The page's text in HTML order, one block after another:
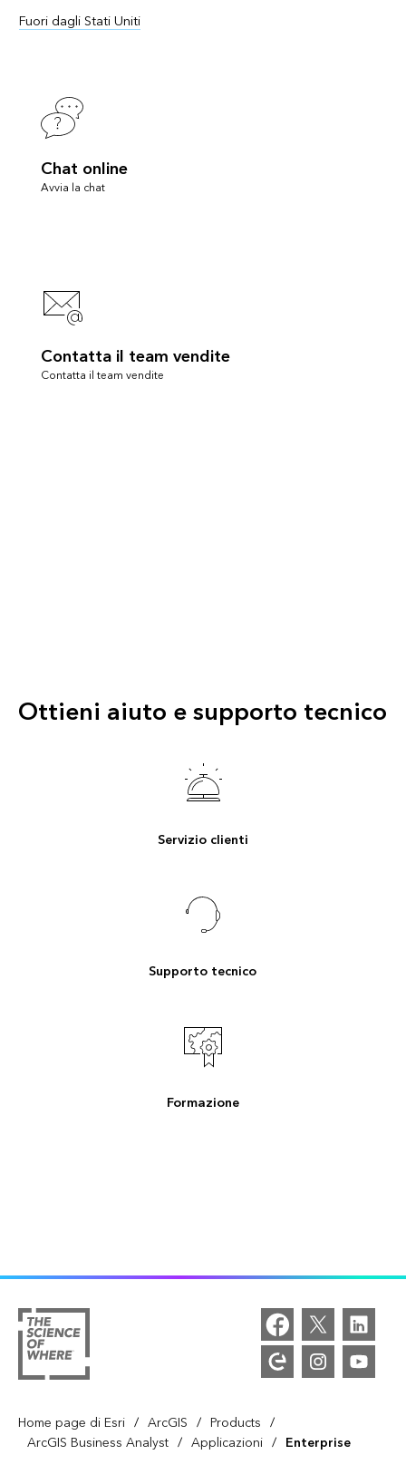
Fuori dagli Stati Uniti
Chat online
Avvia la chat
Contatta il team vendite
Contatta il team vendite
Ottieni aiuto e supporto tecnico
Servizio clienti
Supporto tecnico
Formazione
Home page di Esri / ArcGIS / Products /
ArcGIS Business Analyst / Applicazioni / Enterprise